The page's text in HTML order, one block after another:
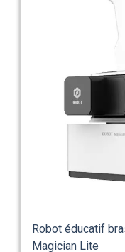
Robot éducatif
Magician Lite